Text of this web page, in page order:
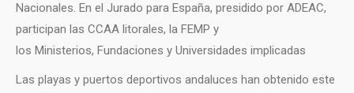
Nacionales. En el Jurado para España, presidido por ADEAC,
participan las CCAA litorales, la FEMP y
los Ministerios, Fundaciones y Universidades implicadas
Las playas y puertos deportivos andaluces han obtenido este